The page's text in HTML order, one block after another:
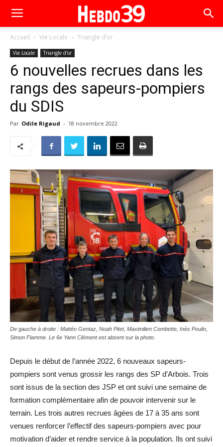
Accueil Vie Locale Triangle d’or
Vie Locale Triangle d’or
6 nouvelles recrues dans les
rangs des sapeurs-pompiers
du SDIS
Par Odile Rigaud - 18 novembre 2022
De gauche à droite : Mattéo Gentaz, Noah Pitet, Maximilien Combette, Inès Poulin,
Simon Flamme. Le 6e Yann Clément est absent sur la photo.
Depuis le début de l’année 2022, 6 nouveaux sapeurs-
pompiers sont venus grossir les rangs des SP d’Arbois. Trois
sont issus de la section des JSP et ont suivi une semaine de
formation complémentaire afin de pouvoir intervenir sur le
terrain. Les trois autres recrues âgées de 17 à 35 ans sont
venues renforcer l’effectif des sapeurs-pompiers avec pour
motivation d’aider et rendre service à la population. Ils ont suivi